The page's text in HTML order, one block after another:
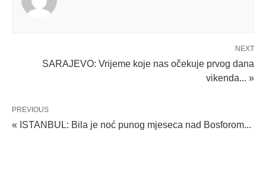
NEXT
SARAJEVO: Vrijeme koje nas očekuje prvog dana
vikenda... »
PREVIOUS
« ISTANBUL: Bila je noć punog mjeseca nad Bosforom...